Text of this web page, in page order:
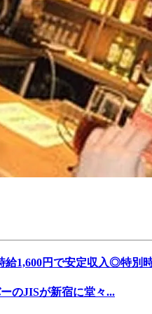
1,600円で安定収入◎特別
のJISが新宿に堂々...